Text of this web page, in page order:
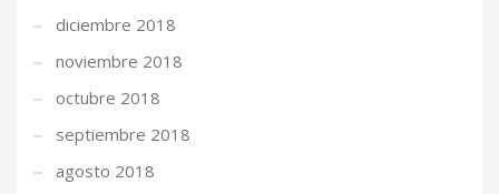
diciembre 2018
noviembre 2018
octubre 2018
septiembre 2018
agosto 2018